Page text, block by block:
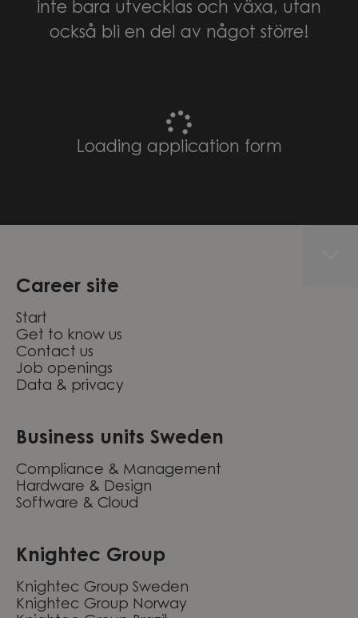
inte bara utvecklas och växa, utan
också bli en del av något större!
Loading application form
Career site
Start
Get to know us
Contact us
Job openings
Data & privacy
Business units Sweden
Compliance & Management
Hardware & Design
Software & Cloud
Knightec Group
Knightec Group Sweden
Knightec Group Norway